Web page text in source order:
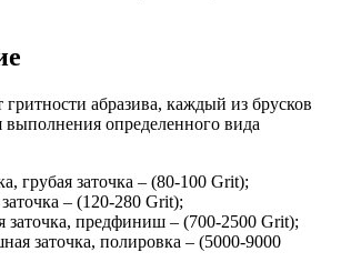
абразива, каждый из брусков
выполнения определенного вида
грубая заточка – (80-100 Grit);
– (120-280 Grit);
заточка, предфиниш – (700-2500 Grit);
заточка, полировка – (5000-9000